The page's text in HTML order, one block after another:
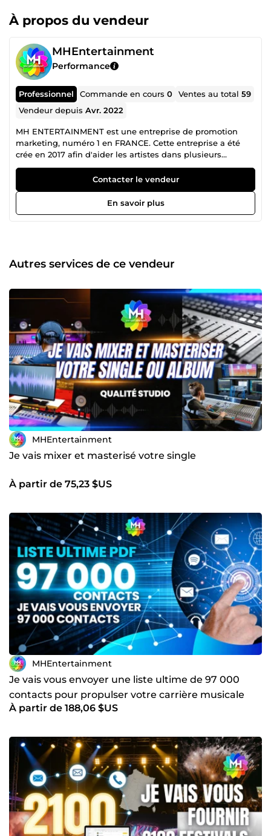
À propos du vendeur
MHEntertainment
Performance
Professionnel Commande en cours0 Ventes au total59
Vendeur depuisAvr. 2022
MH ENTERTAINMENT est une entreprise de promotion
marketing, numéro 1 en FRANCE. Cette entreprise a été
crée en 2017 afin d'aider les artistes dans plusieurs
domaines, donc le cinéma, mode, musique (...) Nous
mettons à disposition des artistes et des labels les
packages suivants : Promotion des plateformes de
streaming, Promotion vers les Sites, Blogs Musicaux, Media
Radio, Media TV, Presse, Promotion Clubs DJs | Promotion
exposition auprès d'une audience ciblée pour faire
connaître sa musique‎ ! Découvrez toutes nos offres
aujourd'hui primordial pour construire toute carrière
artistique. Développez votre base de fans, augmentez le
nombre de vues et de streamings de vos clips et de vos
singles sur YouTube et Spotify. Promo YouTube / Promo
Spotify / Media Web / Promo Musique.
Contacter le vendeur
En savoir plus
Autres services de ce vendeur
MHEntertainment
Je vais mixer et masterisé votre single
À partir de 75,23 $US
MHEntertainment
Je vais vous envoyer une liste ultime de 97 000
contacts pour propulser votre carrière musicale
À partir de 188,06 $US